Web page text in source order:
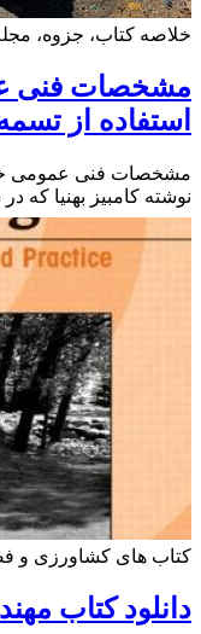
کتاب، جزوه، مجله
فنی
از تسمه
فنی عمومی خاک
بهنیا که در سال 1400 به صورت رایگان توسط…
های کشاورزی و فضای
کتاب